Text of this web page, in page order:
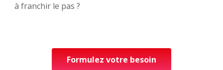
àfranchir le pas ?
Formulez votre besoin